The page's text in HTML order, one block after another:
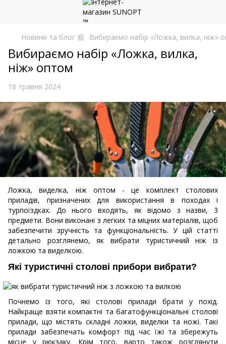
Новини та блог 📰 Вибираємо набір «Ложка, вилка, ніж»
Вибираємо набір «Ложка, вилка,
ніж» оптом
18 травня 2024
Ложка, виделка, ніж оптом - це комплект столових
приладів, призначених для використання в походах і
турпоїздках. До нього входять, як відомо з назви, 3
предмети. Вони виконані з легких та міцних матеріалів, щоб
забезпечити зручність та функціональність. У цій статті
детально розглянемо, як вибрати туристичний ніж із
ложкою та виделкою.
Які туристичні столові прибори вибрати?
Почнемо із того, які столові прилади брати у похід.
Найкраще взяти компактні та багатофункціональні столові
прилади, що містять складні ложки, виделки та ножі. Такі
прилади забезпечать комфорт під час їжі та збережуть
місце у рюкзаку. Крім того, варто також розглянути